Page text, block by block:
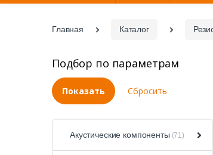
Главная Каталог
Подбор по параметрам
Акустические компоненты (71)